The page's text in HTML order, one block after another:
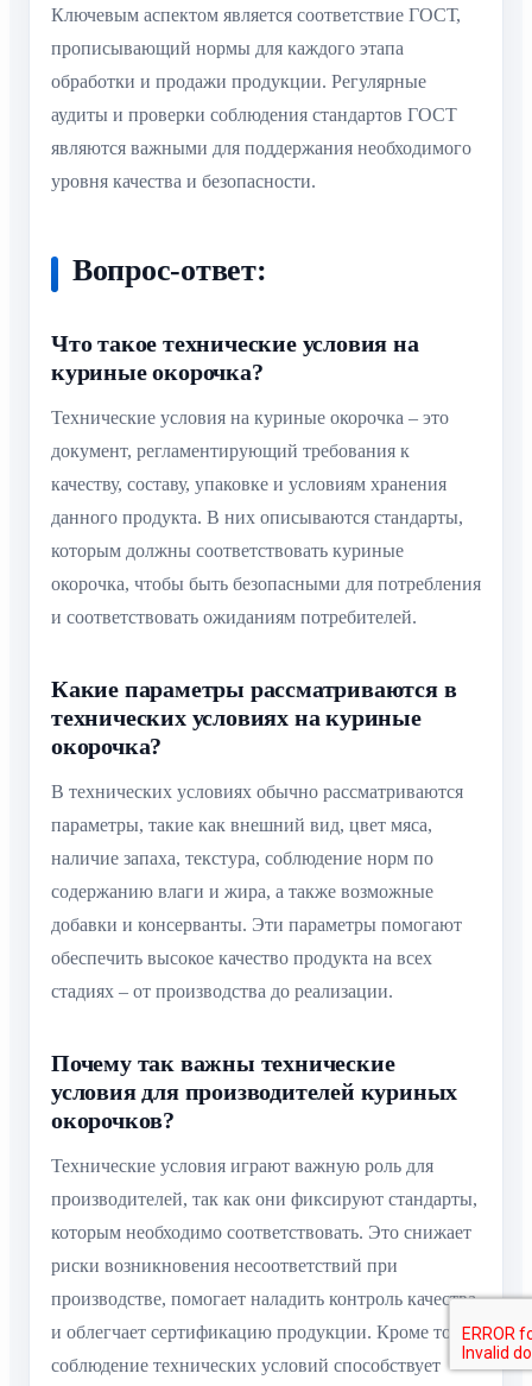
Ключевым аспектом является соответствие ГОСТ,
прописывающий нормы для каждого этапа
обработки и продажи продукции. Регулярные
аудиты и проверки соблюдения стандартов ГОСТ
являются важными для поддержания необходимого
уровня качества и безопасности.
Вопрос-ответ:
Что такое технические условия на
куриные окорочка?
Технические условия на куриные окорочка – это
документ, регламентирующий требования к
качеству, составу, упаковке и условиям хранения
данного продукта. В них описываются стандарты,
которым должны соответствовать куриные
окорочка, чтобы быть безопасными для потребления
и соответствовать ожиданиям потребителей.
Какие параметры рассматриваются в
технических условиях на куриные
окорочка?
В технических условиях обычно рассматриваются
параметры, такие как внешний вид, цвет мяса,
наличие запаха, текстура, соблюдение норм по
содержанию влаги и жира, а также возможные
добавки и консерванты. Эти параметры помогают
обеспечить высокое качество продукта на всех
стадиях – от производства до реализации.
Почему так важны технические
условия для производителей куриных
окорочков?
Технические условия играют важную роль для
производителей, так как они фиксируют стандарты,
которым необходимо соответствовать. Это снижает
риски возникновения несоответствий при
производстве, помогает наладить контроль качества
и облегчает сертификацию продукции. Кроме того,
соблюдение технических условий способствует